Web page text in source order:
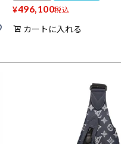
¥496,100税込
カートに入れる